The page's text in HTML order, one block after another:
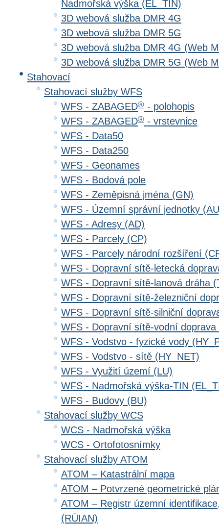
Nadmořská výška (EL_TIN)
3D webová služba DMR 4G
3D webová služba DMR 5G
3D webová služba DMR 4G (Web
3D webová služba DMR 5G (Web
Stahovací
Stahovací služby WFS
WFS - ZABAGED® - polohopis
WFS - ZABAGED® - vrstevnice
WFS - Data50
WFS - Data250
WFS - Geonames
WFS - Bodová pole
WFS - Zeměpisná jména (GN)
WFS - Územní správní jednotky
WFS - Adresy (AD)
WFS - Parcely (CP)
WFS - Parcely národní rozšíření
WFS - Dopravní sítě-letecká
WFS - Dopravní sítě-lanová dráha
WFS - Dopravní sítě-železniční
WFS - Dopravní sítě-silniční
WFS - Dopravní sítě-vodní doprava
WFS - Vodstvo - fyzické vody
WFS - Vodstvo - sítě (HY_NET)
WFS - Využití území (LU)
WFS - Nadmořská výška-TIN
WFS - Budovy (BU)
Stahovací služby WCS
WCS - Nadmořská výška
WCS - Ortofotosnímky
Stahovací služby ATOM
ATOM – Katastrální mapa
ATOM – Potvrzené geometrické
ATOM – Registr územní
(RÚIAN)